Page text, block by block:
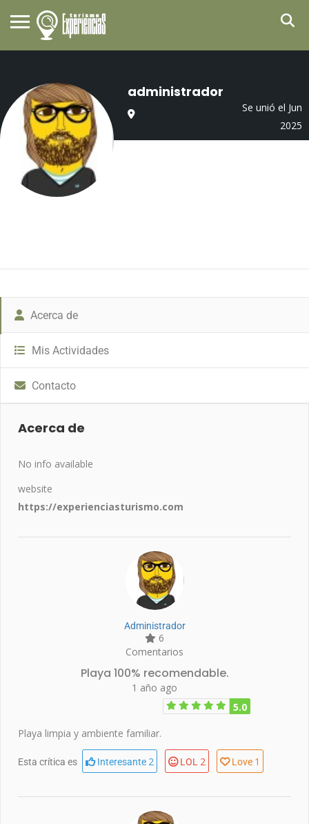
administrador
Se unió el Jun
2025
Acerca de
Mis Actividades
Contacto
Acerca de
No info available
website
https://experienciasturismo.com
Administrador
6
Comentarios
Playa 100% recomendable.
1 año ago
5.0
Playa limpia y ambiente familiar.
Esta crítica es Interesante 2 LOL 2 Love 1